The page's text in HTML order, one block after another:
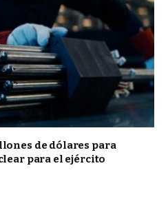
de dólares para
para el ejército